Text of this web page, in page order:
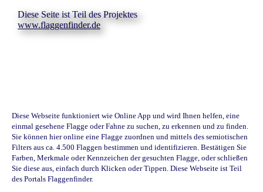
Diese Seite ist Teil des Projektes
www.flaggenfinder.de
Diese Webseite funktioniert wie Online App und wird Ihnen helfen, eine
einmal gesehene Flagge oder Fahne zu suchen, zu erkennen und zu finden.
Sie können hier online eine Flagge zuordnen und mittels des semiotischen
Filters aus ca. 4.500 Flaggen bestimmen und identifizieren. Bestätigen Sie
Farben, Merkmale oder Kennzeichen der gesuchten Flagge, oder schließen
Sie diese aus, einfach durch Klicken oder Tippen. Diese Webseite ist Teil
des Portals Flaggenfinder.